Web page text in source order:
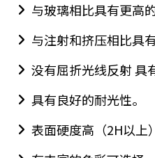
与玻璃相比具有更高
与注射和挤压相比具
没有屈折光线反射 具
具有良好的耐光性。
表面硬度高（2H以上